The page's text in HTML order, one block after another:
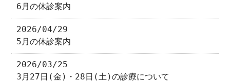
6月の休診案内
2026/04/29
5月の休診案内
2026/03/25
3月27日(金)・28日(土)の診療について